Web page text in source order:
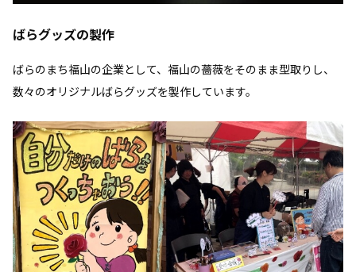
ばらグッズの製作
ばらのまち福山の企業として、福山の薔薇をそのまま型取りし、
数々のオリジナルばらグッズを製作しています。